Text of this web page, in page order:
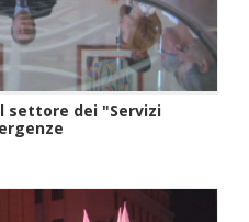
settore dei "Servizi